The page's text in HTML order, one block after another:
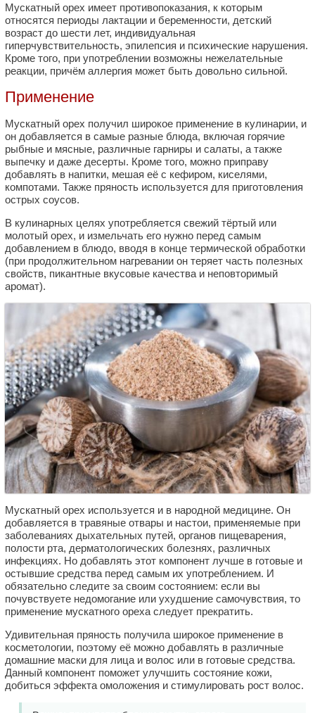
Мускатный орех имеет противопоказания, к которым
относятся периоды лактации и беременности, детский
возраст до шести лет, индивидуальная
гиперчувствительность, эпилепсия и психические нарушения.
Кроме того, при употреблении возможны нежелательные
реакции, причём аллергия может быть довольно сильной.
Применение
Мускатный орех получил широкое применение в кулинарии, и
он добавляется в самые разные блюда, включая горячие
рыбные и мясные, различные гарниры и салаты, а также
выпечку и даже десерты. Кроме того, можно приправу
добавлять в напитки, мешая её с кефиром, киселями,
компотами. Также пряность используется для приготовления
острых соусов.
В кулинарных целях употребляется свежий тёртый или
молотый орех, и измельчать его нужно перед самым
добавлением в блюдо, вводя в конце термической обработки
(при продолжительном нагревании он теряет часть полезных
свойств, пикантные вкусовые качества и неповторимый
аромат).
Мускатный орех используется и в народной медицине. Он
добавляется в травяные отвары и настои, применяемые при
заболеваниях дыхательных путей, органов пищеварения,
полости рта, дерматологических болезнях, различных
инфекциях. Но добавлять этот компонент лучше в готовые и
остывшие средства перед самым их употреблением. И
обязательно следите за своим состоянием: если вы
почувствуете недомогание или ухудшение самочувствия, то
применение мускатного ореха следует прекратить.
Удивительная пряность получила широкое применение в
косметологии, поэтому её можно добавлять в различные
домашние маски для лица и волос или в готовые средства.
Данный компонент поможет улучшить состояние кожи,
добиться эффекта омоложения и стимулировать рост волос.